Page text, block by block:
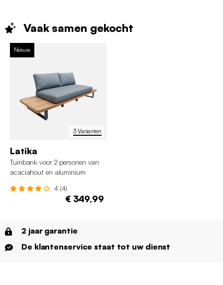
Vaak samen gekocht
3 Varianten
Nieuw
Latika
Tuinbank voor 2 personen van
acaciahout en aluminium
4 (4)
€ 349,99
2 jaar garantie
De klantenservice staat tot uw dienst